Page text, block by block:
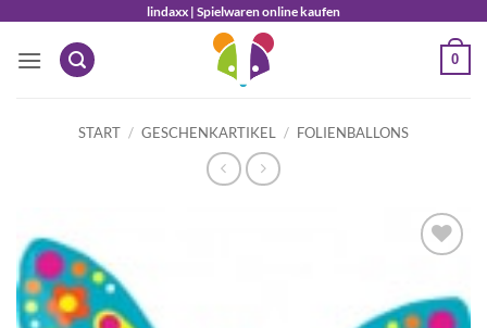
springen
lindaxx | Spielwaren online kaufen
0
START / GESCHENKARTIKEL / FOLIENBALLONS
Wunschliste